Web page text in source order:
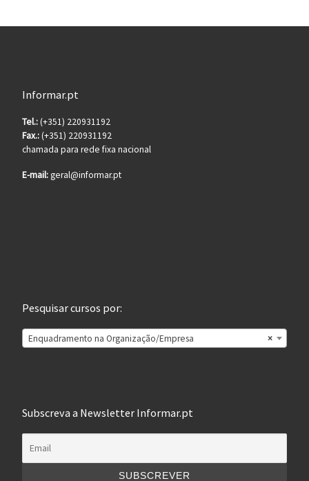
Informar.pt
Tel.:(+351) 220931192
Fax.:(+351) 220931192
chamada para rede fixa nacional
E-mail:geral@informar.pt
Pesquisar cursos por:
×
Enquadramento na Organização/Empresa
Subscreva a Newsletter Informar.pt